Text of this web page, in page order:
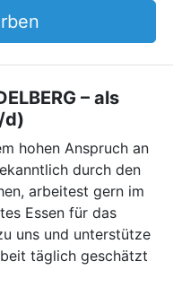
– als
d)
hohen Anspruch an
durch den
arbeitest gern im
Essen für das
uns und unterstütze
täglich geschätzt